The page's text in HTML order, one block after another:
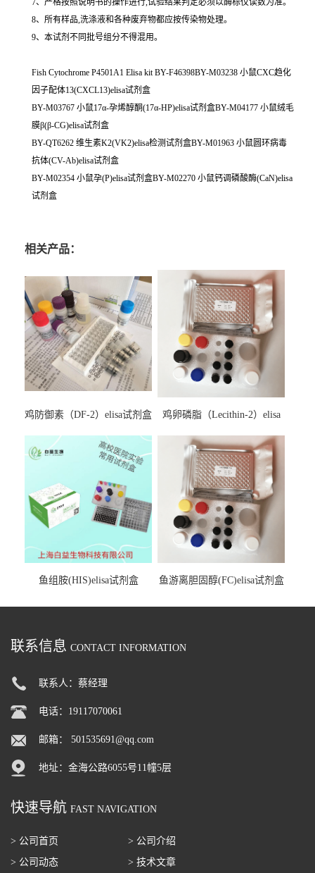
7、严格按照说明书的操作进行,试验结果判定必须以酶标仪读数为准。
8、所有样品,洗涤液和各种废弃物都应按传染物处理。
9、本试剂不同批号组分不得混用。
Fish Cytochrome P4501A1 Elisa kit BY-F46398BY-M03238 小鼠CXC趋化
因子配体13(CXCL13)elisa试剂盒
BY-M03767 小鼠17α-孕烯醇酮(17α-HP)elisa试剂盒BY-M04177 小鼠绒毛
膜β(β-CG)elisa试剂盒
BY-QT6262 维生素K2(VK2)elisa检测试剂盒BY-M01963 小鼠圆环病毒
抗体(CV-Ab)elisa试剂盒
BY-M02354 小鼠孕(P)elisa试剂盒BY-M02270 小鼠钙调磷酸酶(CaN)elisa
试剂盒
相关产品：
鸡防御素（DF-2）elisa试剂盒
鸡卵磷脂（Lecithin-2）elisa
鱼组胺(HIS)elisa试剂盒 鱼游离胆固醇(FC)elisa试剂盒
联系信息 CONTACT INFORMATION
联系人：蔡经理
电话：19117070061
邮箱： 501535691@qq.com
地址：金海公路6055号11幢5层
快速导航 FAST NAVIGATION
> 公司首页
> 公司介绍
> 公司动态
> 技术文章